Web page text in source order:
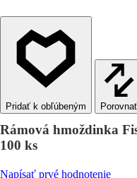
Porovnať
Rámová hmoždinka
100 ks
Napísať prvé hodnotenie